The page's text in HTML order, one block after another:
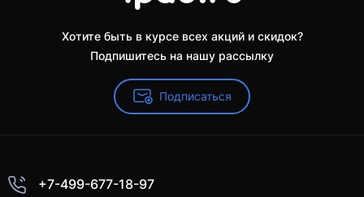
Хотите быть в курсе всех акций и скидок?
Подпишитесь на нашу рассылку
Подписаться
+7-499-677-18-97